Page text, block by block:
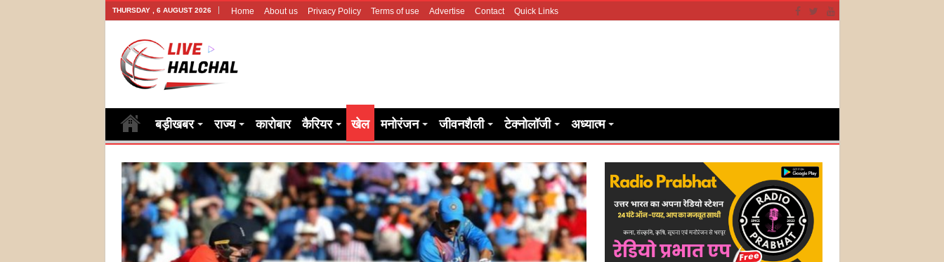
THURSDAY , 6 AUGUST 2026 Home About us Privacy Policy Terms of use Advertise Contact Quick Links
बड़ीखबर राज्य कारोबार कैरियर खेल मनोरंजन जीवनशैली टेक्नोलॉजी अध्यात्म